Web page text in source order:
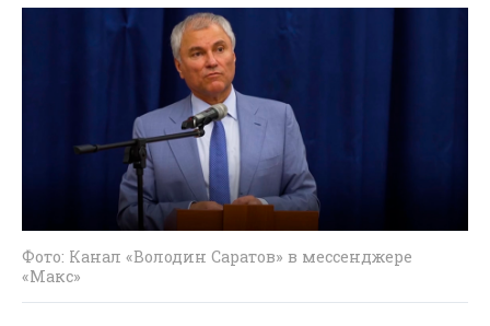
Фото: Канал «Володин Саратов» в мессенджере
«Макс»